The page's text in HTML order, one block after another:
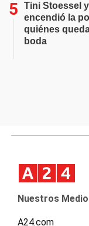
Tini Stoessel
encendió la
quiénes
boda
Nuestros
A24.com